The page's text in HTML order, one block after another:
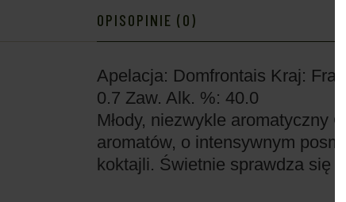
OPISOPINIE (0)
Apelacja: Domfrontais Kraj:
0.7 Zaw. Alk. %: 40.0
Młody, niezwykle aromatyczny
aromatów, o intensywnym
koktajli. Świetnie sprawdza się